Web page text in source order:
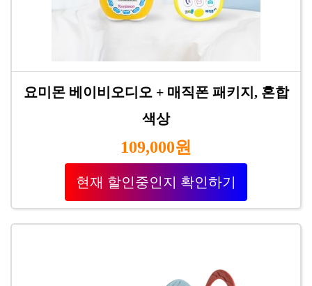
요미몬 베이비오디오 + 매직폰 패키지, 혼합
색상
109,000원
현재 할인중인지 확인하기